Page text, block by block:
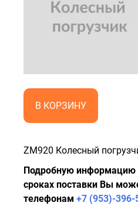
В КОРЗИНУ
ZM920 Колесный
Подробную информацию
сроках поставки Вы
телефонам +7 (953)-396-